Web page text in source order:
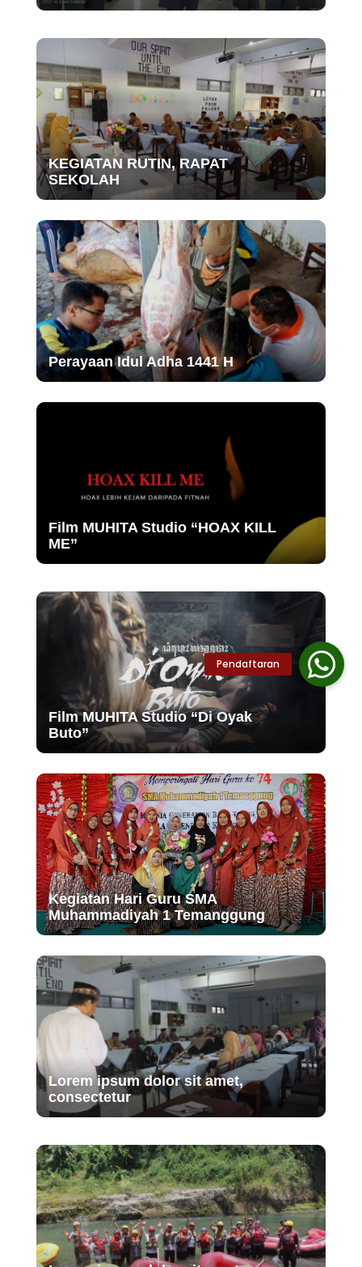
KEGIATAN RUTIN, RAPAT
SEKOLAH
Perayaan Idul Adha 1441 H
Film MUHITA Studio “HOAX KILL
ME”
Film MUHITA Studio “Di Oyak
Buto”
Kegiatan Hari Guru SMA
Muhammadiyah 1 Temanggung
Lorem ipsum dolor sit amet,
consectetur